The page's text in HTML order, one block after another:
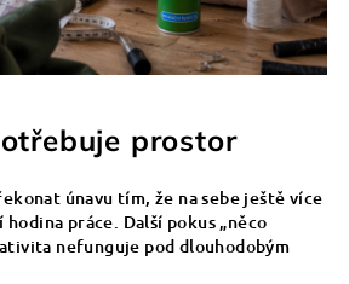
prostor
únavu tím, že na sebe ještě více
práce. Další pokus „něco
nefunguje pod dlouhodobým